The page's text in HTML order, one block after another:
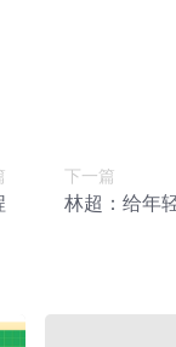
下一篇
林超：给年